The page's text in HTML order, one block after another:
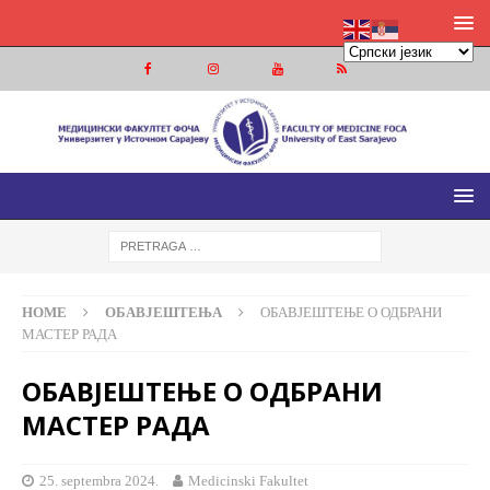
МЕДИЦИНСКИ ФАКУЛТЕТ ФОЧА
МЕДИЦИНСКИ ФАКУЛТЕТ УНИВЕРЗИТЕТА У ИСТОЧНОМ
HOME ОБАВЈЕШТЕЊА
ОБАВЈЕШТЕЊЕ О ОДБРАНИ
МАСТЕР РАДА
ОБАВЈЕШТЕЊЕ О ОДБРАНИ
МАСТЕР РАДА
25. septembra 2024. Medicinski Fakultet